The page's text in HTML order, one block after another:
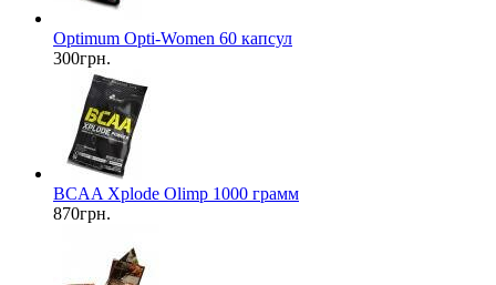
Optimum Opti-Women 60 капсул
300грн.
BCAA Xplode Olimp 1000 грамм
870грн.